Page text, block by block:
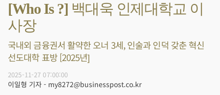
[Who Is ?] 백대욱 인제대학교 이
사장
국내외 금융권서 활약한 오너 3세, 인술과 인덕 갖춘 혁신
선도대학 표방 [2025년]
2025-11-27 07:00:00
이일형 기자 - my8272@businesspost.co.kr